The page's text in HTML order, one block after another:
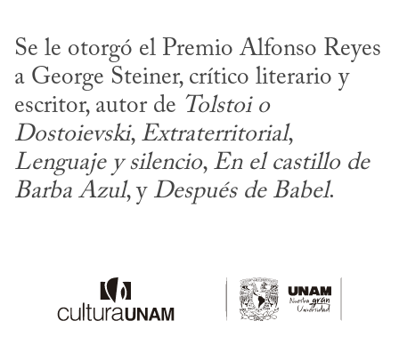
Se le otorgó el Premio Alfonso Reyes
a George Steiner, crítico literario y
escritor, autor de Tolstoi o
Dostoievski, Extraterritorial,
Lenguaje y silencio, En el castillo de
Barba Azul, y Después de Babel.